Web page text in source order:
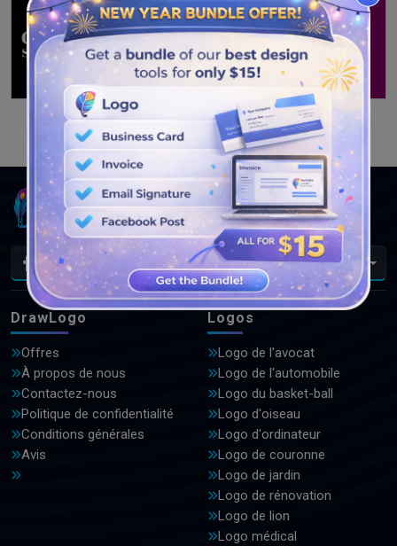
VOIR PLUS DE CONCEPTIONS
Fr
DrawLogo
Offres
À propos de nous
Contactez-nous
Politique de confidentialité
Conditions générales
Avis
Logos
Logo de l'avocat
Logo de l'automobile
Logo du basket-ball
Logo d'oiseau
Logo d'ordinateur
Logo de couronne
Logo de jardin
Logo de rénovation
Logo de lion
Logo médical